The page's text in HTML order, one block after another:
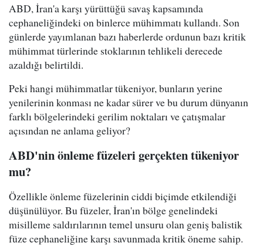
ABD, İran'a karşı yürüttüğü savaş kapsamında
cephaneliğindeki on binlerce mühimmatı kullandı. Son
günlerde yayımlanan bazı haberlerde ordunun bazı kritik
mühimmat türlerinde stoklarının tehlikeli derecede
azaldığı belirtildi.
Peki hangi mühimmatlar tükeniyor, bunların yerine
yenilerinin konması ne kadar sürer ve bu durum dünyanın
farklı bölgelerindeki gerilim noktaları ve çatışmalar
açısından ne anlama geliyor?
ABD'nin önleme füzeleri gerçekten tükeniyor
mu?
Özellikle önleme füzelerinin ciddi biçimde etkilendiği
düşünülüyor. Bu füzeler, İran'ın bölge genelindeki
misilleme saldırılarının temel unsuru olan geniş balistik
füze cephaneliğine karşı savunmada kritik öneme sahip.